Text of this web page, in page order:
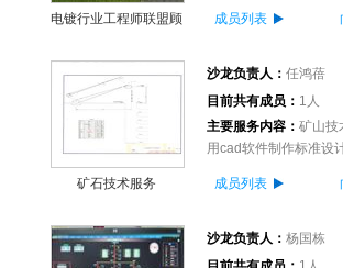
电镀行业工程师联盟顾
成员列表
沙龙负责人： 任鸿蓓
目前共有成员： 1人
主要服务内容： 矿山技
用cad软件制作标准设
矿石技术服务 成员列表
沙龙负责人： 杨国栋